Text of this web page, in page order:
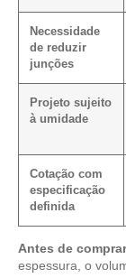
Necessidade
de reduzir
junções
Projeto sujeito
à umidade
Cotação com
especificação
definida
Antes de
espessura, o